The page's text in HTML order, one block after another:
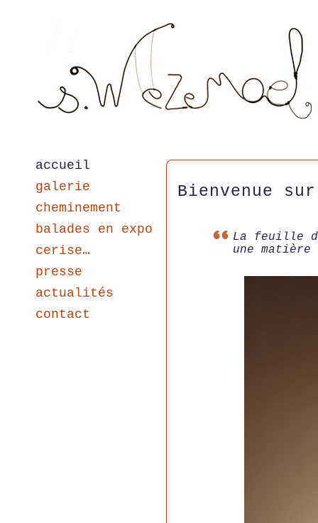
accueil
galerie
cheminement
balades en expo
cerise…
presse
actualités
contact
Bienvenue
La feuille
une